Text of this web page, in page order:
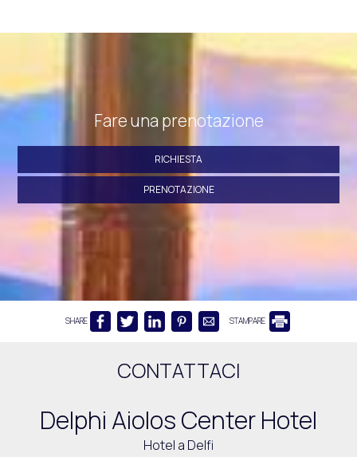
Fare una prenotazione
RICHIESTA
PRENOTAZIONE
SHARE STAMPARE
CONTATTACI
Delphi Aiolos Center Hotel
Hotel a Delfi